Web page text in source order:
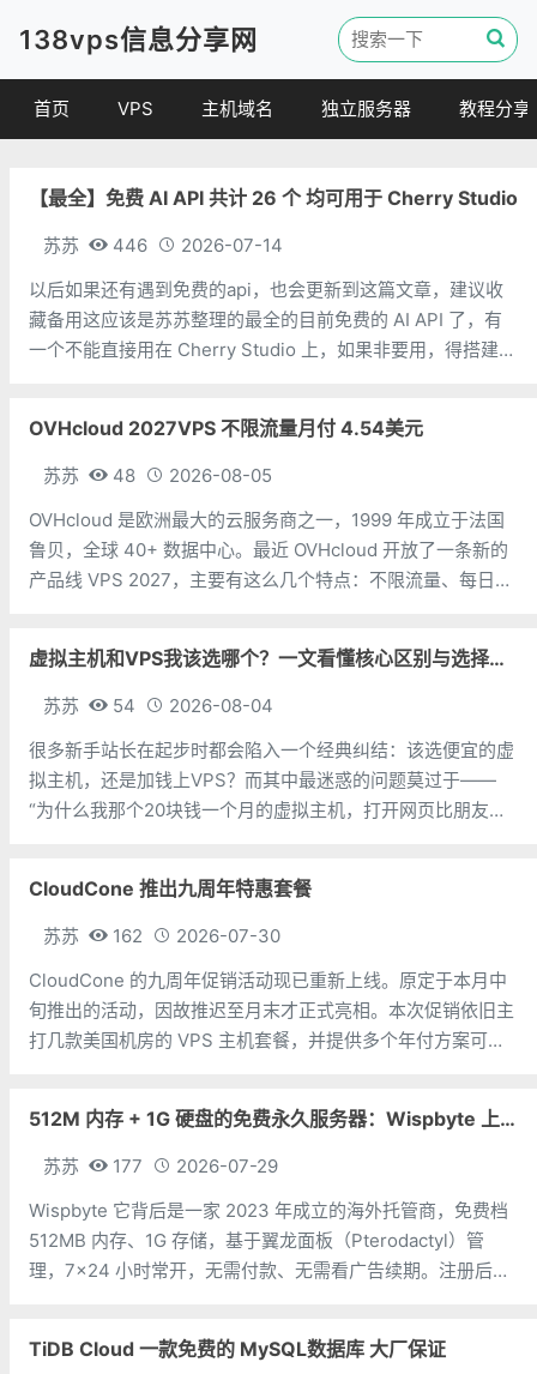
138vps信息分享网
首页 VPS
便宜VPS
VPS评测
主机域名
虚拟主机
独立服务器 教程分享
建站教程
其他教程
【最全】免费 AI API 共计 26 个 均可用于 Cherry Studio
苏苏 446
2026-07-14
以后如果还有遇到免费的api，也会更新到这篇文章，建议收
藏备用这应该是苏苏整理的最全的目前免费的 AI API 了，有
一个不能直接用在 Cherry Studio 上，如果非要用，得搭建中
了。免
OVHcloud 2027VPS 不限流量月付 4.54美元
苏苏 48
2026-08-05
OVHcloud 是欧洲最大的云服务商之一，1999 年成立于法国
鲁贝，全球 40+ 数据中心。最近 OVHcloud 开放了一条新的
产品线 VPS 2027，主要有这么几个特点：不限流量、每日自
虚拟主机和VPS我该选哪个？一文看懂核心区别与选择指南
苏苏 54
2026-08-04
很多新手站长在起步时都会陷入一个经典纠结：该选便宜的虚
拟主机，还是加钱上VPS？而其中最迷惑的问题莫过于——
“为什么我那个20块钱一个月的虚拟主机，打开网页比朋友几
拟主机，就像你租了一个
CloudCone 推出九周年特惠套餐
苏苏 162
2026-07-30
CloudCone 的九周年促销活动现已重新上线。原定于本月中
旬推出的活动，因故推迟至月末才正式亮相。本次促销依旧主
打几款美国机房的 VPS 主机套餐，并提供多个年付方案可供
量：
512M 内存 + 1G 硬盘的免费永久服务器：Wispbyte 上手
苏苏 177
2026-07-29
Wispbyte 它背后是一家 2023 年成立的海外托管商，免费档
512MB 内存、1G 存储，基于翼龙面板（Pterodactyl）管
理，7×24 小时常开，无需付款、无需看广告续期。注册后你
TiDB Cloud 一款免费的 MySQL数据库 大厂保证